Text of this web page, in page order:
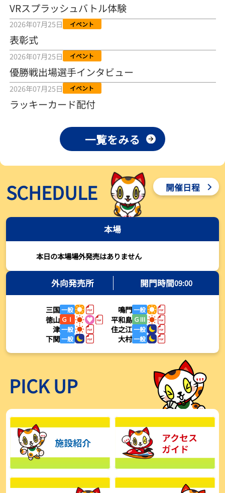
【とこなめボート ルーキーシリーズ第15戦】荒木颯斗 当地フレッシ
ュルーキーが初Vで恩返しを
2026年08月03日
【とこなめボート】ういちの「好配招き猫」ルーキーシリーズ第15
戦～自分の収支状況も想定してこそ〝本物の予想〟！／ボートレー
ス
2026年08月03日
【ボートレース】荒木颯斗が地元唯一の優出！３号艇でデビュー初
Ｖ狙う「自分の好きな感じになっている」～とこなめルーキーＳ
【ボートレース】訓練中の大けが乗り越えデビューした宮崎心之介
が初Ｖ王手「１枠なら負けないと思います」～とこなめルーキーＳ
2026年08月03日
【常滑ボート・ルーキーＳ】津田陸翔はリング交換で気配一変「初
優勝目指して頑張ります」
【とこなめボート・岩瀬仁紀さんコラム】最後は塚越海斗に注目、
【ボートレース】荒木颯斗が地元勢でただ１人優出果たす「地元で
初優勝したい」／常滑 - 日刊スポーツ
2026年08月03日
【ボートレース】４枠で優出の塚越海斗が強気節「攻めていくレー
スをします」／常滑 - 日刊スポーツ
2026年08月03日
【ボートレース】広瀬凜が接戦制して２着で優出「出足、回り足は
【とこなめボート】塚越海斗が優勝戦で脅威の伸びを披露する「合
ったときの伸びは自分が一番」
2026年08月03日
【とこなめボート】広瀬凜は準優で見つかった課題の克服へ「結果
的に１着を取れればいい」
2026年08月03日
【とこなめボート】西丸敦基が未勝利では終われない「最終日頑張
VRスプラッシュバトル体験
2026年07月25日 イベント
表彰式
2026年07月25日 イベント
優勝戦出場選手インタビュー
2026年07月25日 イベント
ラッキーカード配付
一覧をみる
SCHEDULE 開催日程
本場
本日の本場場外発売はありません
外向発売所 開門時間09:00
三国一般 鳴門一般
徳山 ＧⅠ 平和島 ＧⅢ
津一般 住之江一般
下関一般 大村一般
PICK UP